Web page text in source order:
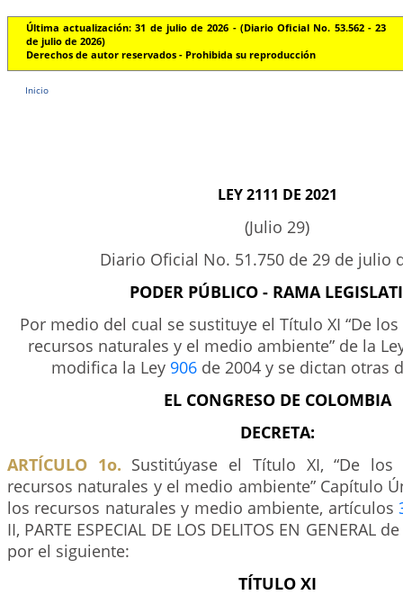
Última actualización: 31 de julio de 2026 - (Diario Oficial No. 53.562 - 23
de julio de 2026)
Derechos de autor reservados - Prohibida su reproducción
Inicio
LEY 2111 DE 2021
(Julio 29)
Diario Oficial No. 51.750 de 29 de julio
PODER PÚBLICO - RAMA
Por medio del cual se sustituye el Título XI “De
recursos naturales y el medio ambiente” de la
modifica la Ley 906 de 2004 y se dictan otras
EL CONGRESO DE COLOMBIA
DECRETA:
ARTÍCULO 1o. Sustitúyase el Título XI, “De
recursos naturales y el medio ambiente” Capítulo
los recursos naturales y medio ambiente, artículos
II, PARTE ESPECIAL DE LOS DELITOS EN GENERAL
por el siguiente:
TÍTULO XI